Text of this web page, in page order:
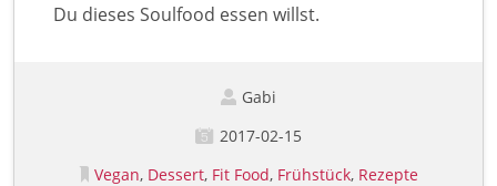
Du dieses Soulfood essen willst.
Gabi
2017-02-15
Vegan Dessert Fit Food Frühstück Rezepte